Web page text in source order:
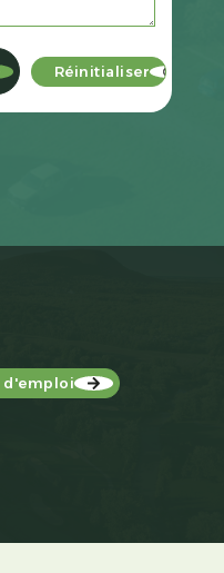
Réinitialiser
d'emploi